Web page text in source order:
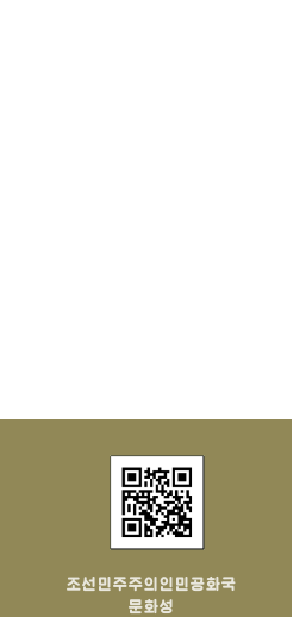
조선민주주의인민공화국
문화성